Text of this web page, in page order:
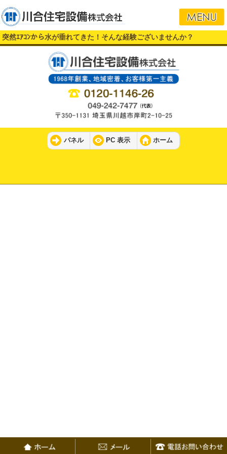
突然ｴｱｺﾝから水が垂れてきた！そんな経験ございませんか？
パネル PC 表示 ホーム